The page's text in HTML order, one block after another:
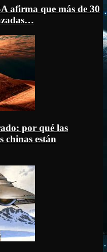
afirma que más de 30
por qué las
chinas están